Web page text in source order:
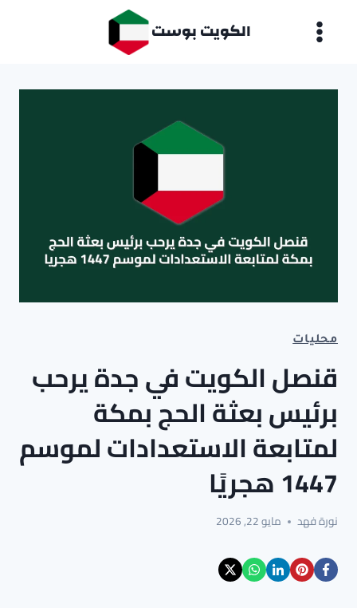
الكويت بوست
محليات
قنصل الكويت في جدة يرحب
برئيس بعثة الحج بمكة
لمتابعة الاستعدادات لموسم
1447 هجريًا
نورة فهد مايو 22, 2026